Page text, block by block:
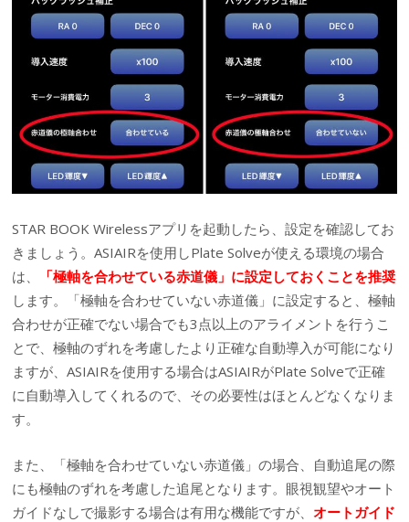
STAR BOOK Wirelessアプリを起動したら、設定を確認してお
きましょう。ASIAIRを使用しPlate Solveが使える環境の場合
は、
「極軸を合わせている赤道儀」に設定しておくことを推奨
します。「極軸を合わせていない赤道儀」に設定すると、極軸
合わせが正確でない場合でも3点以上のアライメントを行うこ
とで、極軸のずれを考慮したより正確な自動導入が可能になり
ますが、ASIAIRを使用する場合はASIAIRがPlate Solveで正確
に自動導入してくれるので、その必要性はほとんどなくなりま
す。
また、「極軸を合わせていない赤道儀」の場合、自動追尾の際
にも極軸のずれを考慮した追尾となります。眼視観望やオート
ガイドなしで撮影する場合は有用な機能ですが、オートガイド